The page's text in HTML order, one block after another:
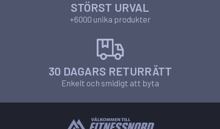
STÖRST URVAL
+6000 unika produkter
30 DAGARS RETURRÄTT
Enkelt och smidigt att byta